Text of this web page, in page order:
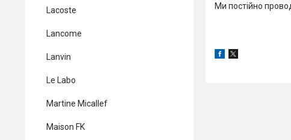
Ми постійно
Lacoste
Lancome
Lanvin
Le Labo
Martine Micallef
Maison FK